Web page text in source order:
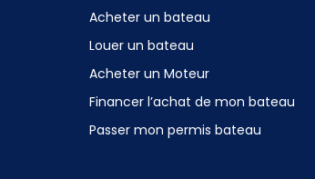
Acheter un bateau
Louer un bateau
Acheter un Moteur
Financer l’achat de mon bateau
Passer mon permis bateau